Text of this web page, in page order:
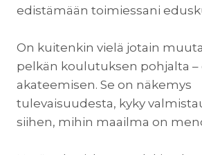
edistämään toimiessani
On kuitenkin vielä jotain
pelkän koulutuksen pohjalta –
akateemisen. Se on näkemys
tulevaisuudesta, kyky
siihen, mihin maailma on